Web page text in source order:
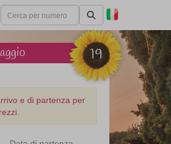
19
e di partenza per